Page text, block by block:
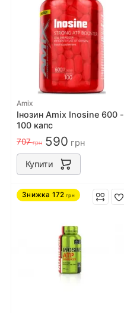
Amix
Інозин Amix Inosine 600 -
100 капс
707грн 590 грн
Купити
Знижка 172 грн